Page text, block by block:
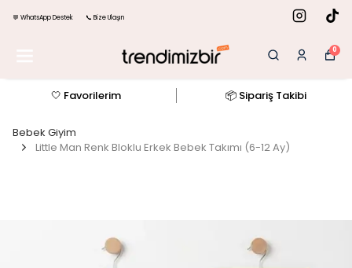
💬 WhatsApp Destek 📞 Bize Ulaşın
0
🤍 Favorilerim 📦 Sipariş Takibi
Bebek Giyim
Little Man Renk Bloklu Erkek Bebek Takımı (6-12 Ay)